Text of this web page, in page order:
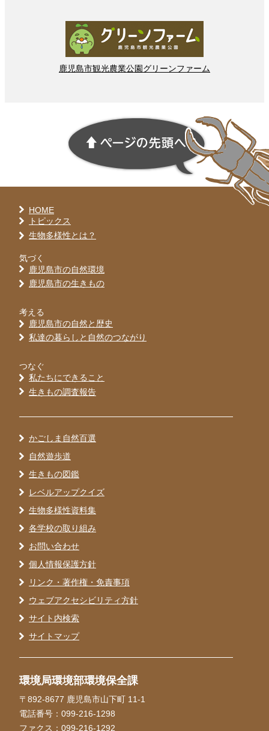
鹿児島市観光農業公園 グリーンファーム
HOME
トピックス
生物多様性とは？
気づく
鹿児島市の自然環境
鹿児島市の生きもの
考える
鹿児島市の自然と歴史
私達の暮らしと自然のつながり
つなぐ
私たちにできること
生きもの調査報告
かごしま自然百選
自然遊歩道
生きもの図鑑
レベルアップクイズ
生物多様性資料集
各学校の取り組み
お問い合わせ
個人情報保護方針
リンク・著作権・免責事項
ウェブアクセシビリティ方針
サイト内検索
サイトマップ
環境局環境部環境保全課
〒892-8677 鹿児島市山下町 11-1
電話番号：099-216-1298
ファクス：099-216-1292